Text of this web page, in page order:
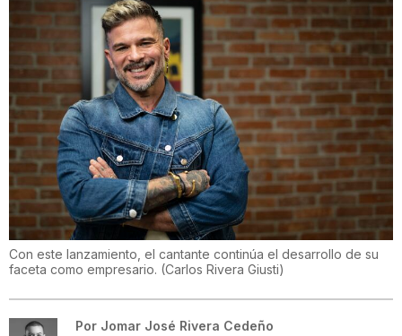
Con este lanzamiento, el cantante continúa el desarrollo de su
faceta como empresario. (Carlos Rivera Giusti)
Por Jomar José Rivera Cedeño